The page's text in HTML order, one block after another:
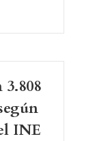
INE